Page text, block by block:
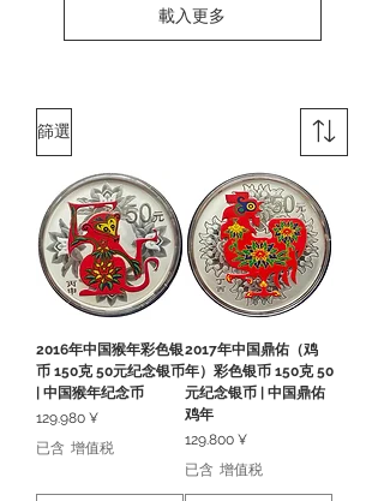
載入更多
篩選
2016年中国猴年彩色银
币 150克 50元纪念银币
| 中国猴年纪念币
價格
129.980 ¥
已含 增值税
2017年中国鼎佑（鸡
年）彩色银币 150克 50
元纪念银币 | 中国鼎佑
鸡年
價格
129.800 ¥
已含 增值税